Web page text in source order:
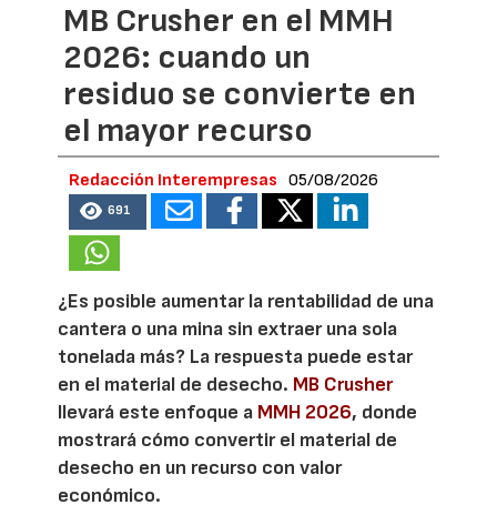
MB Crusher en el MMH
2026: cuando un
residuo se convierte en
el mayor recurso
Redacción Interempresas 05/08/2026
691
¿Es posible aumentar la rentabilidad de una
cantera o una mina sin extraer una sola
tonelada más? La respuesta puede estar
en el material de desecho. MB Crusher
llevará este enfoque a MMH 2026, donde
mostrará cómo convertir el material de
desecho en un recurso con valor
económico.